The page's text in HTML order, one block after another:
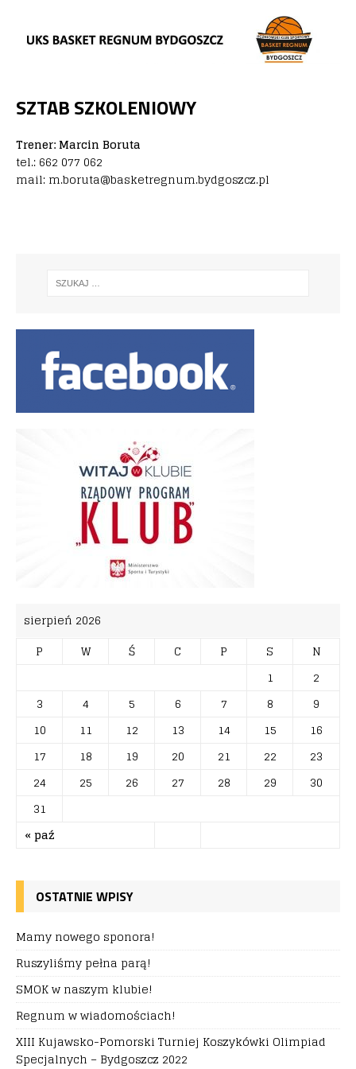
SZTAB SZKOLENIOWY
Trener: Marcin Boruta
tel.: 662 077 062
mail: m.boruta@basketregnum.bydgoszcz.pl
sierpień 2026
P
W Ś C P S N
« paź
1
2
3
4 5 6 7 8
9
10
11 12 13 14 15
16
17
18 19 20 21 22
23
24
25 26 27 28 29
30
31
OSTATNIE WPISY
Mamy nowego sponora!
Ruszyliśmy pełna parą!
SMOK w naszym klubie!
Regnum w wiadomościach!
XIII Kujawsko-Pomorski Turniej Koszykówki Olimpiad
Specjalnych – Bydgoszcz 2022